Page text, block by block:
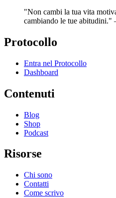
"Non cambi la tua vita
cambiando le tue abitudini."
Protocollo
Entra nel Protocollo
Dashboard
Contenuti
Blog
Shop
Podcast
Risorse
Chi sono
Contatti
Come scrivo